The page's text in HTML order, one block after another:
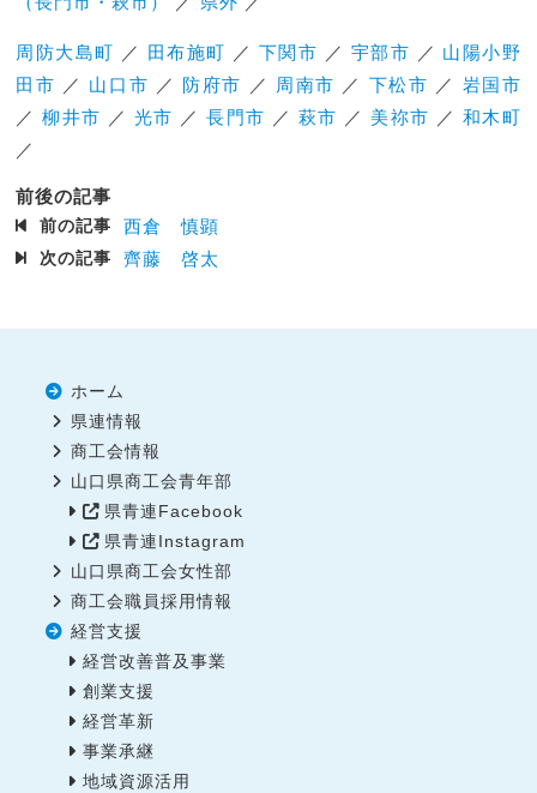
周防大島町 ／ 田布施町 ／下関市 ／ 宇部市 ／ 山陽小野
田市 ／ 山口市 ／ 防府市 ／ 周南市 ／ 下松市 ／ 岩国市
／柳井市 ／ 光市 ／長門市 ／ 萩市 ／ 美祢市 ／ 和木町
／
前後の記事
前の記事 西倉 慎顕
次の記事 齊藤 啓太
ホーム
県連情報
商工会情報
山口県商工会青年部
県青連Facebook
県青連Instagram
山口県商工会女性部
商工会職員採用情報
経営支援
経営改善普及事業
創業支援
経営革新
事業承継
地域資源活用